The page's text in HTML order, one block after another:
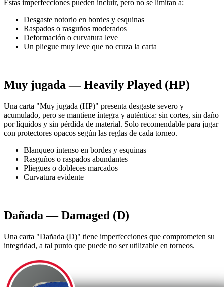
Estas imperfecciones pueden incluir, pero no se limitan a:
Desgaste notorio en bordes y esquinas
Raspados o rasguños moderados
Deformación o curvatura leve
Un pliegue muy leve que no cruza la carta
Muy jugada — Heavily Played (HP)
Una carta "Muy jugada (HP)" presenta desgaste severo y
acumulado, pero se mantiene íntegra y auténtica: sin cortes, sin daño
por líquidos y sin pérdida de material. Solo recomendable para jugar
con protectores opacos según las reglas de cada torneo.
Blanqueo intenso en bordes y esquinas
Rasguños o raspados abundantes
Pliegues o dobleces marcados
Curvatura evidente
Dañada — Damaged (D)
Una carta "Dañada (D)" tiene imperfecciones que comprometen su
integridad, a tal punto que puede no ser utilizable en torneos.